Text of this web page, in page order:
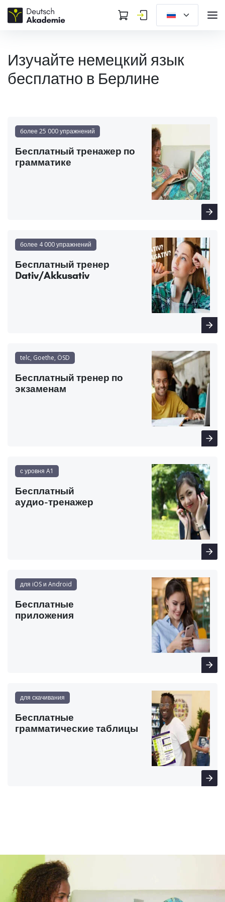
Изучайте немецкий язык
бесплатно в Берлине
более 25 000 упражнений
Бесплатный тренажер по
грамматике
более 4 000 упражнений
Бесплатный тренер
Dativ/Akkusativ
telc, Goethe, ÖSD
Бесплатный тренер по
экзаменам
с уровня A1
Бесплатный
аудио-тренажер
для iOS и Android
Бесплатные
приложения
для скачивания
Бесплатные
грамматические таблицы